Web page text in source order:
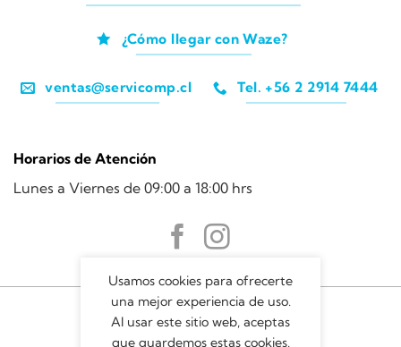
¿Cómo llegar con Waze?
ventas@servicomp.cl Tel. +56 2 2914 7444
Horarios de Atención
Lunes a Viernes de 09:00 a 18:00 hrs
Usamos cookies para ofrecerte
una mejor experiencia de uso.
Al usar este sitio web, aceptas
que guardemos estas cookies.